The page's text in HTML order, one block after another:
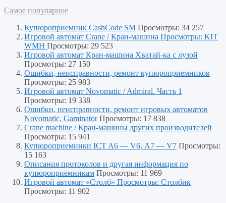
Самое популярное
Купюроприемник CashCode SM Просмотры: 34 257
Игровой автомат Crane / Кран-машина Просмотры: KIT
WMH Просмотры: 29 523
Игровой автомат Кран-машина Хватай-ка с лузой
Просмотры: 27 150
Ошибки, неисправности, ремонт купюроприемников
Просмотры: 25 983
Игровой автомат Novomatic / Admiral. Часть 1
Просмотры: 19 338
Ошибки, неисправности, ремонт игровых автоматов
Novomatic, Gaminator Просмотры: 17 838
Crane machine / Кран-машины других производителей
Просмотры: 15 941
Купюроприемники ICT A6 — V6, А7 — V7 Просмотры:
15 163
Описания протоколов и другая информация по
купюроприемникам Просмотры: 11 969
Игровой автомат «Столб» Просмотры: Столбик
Просмотры: 11 902